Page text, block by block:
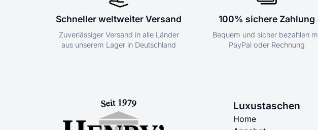
Schneller weltweiter Versand
Zuverlässiger Versand in alle Länder
aus unserem Lager in Deutschland
100% sichere Zahlung
Bequem und sicher bezahlen
PayPal oder Rechnung
Luxustaschen
Home